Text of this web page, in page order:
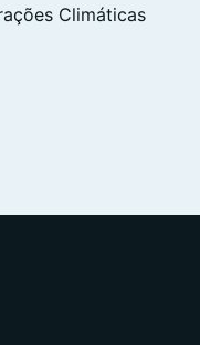
Climáticas